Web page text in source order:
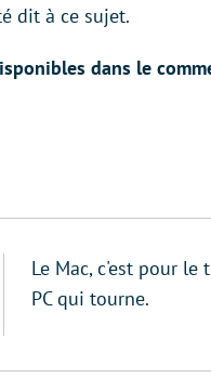
dit à ce sujet.
dans le
Le Mac, c'est pour le
PC qui tourne.